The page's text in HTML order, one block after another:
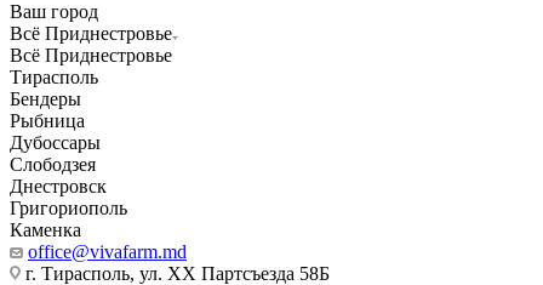
Ваш город
Всё Приднестровье
Всё Приднестровье
Тирасполь
Бендеры
Рыбница
Дубоссары
Слободзея
Днестровск
Григориополь
Каменка
office@vivafarm.md
г. Тирасполь, ул. ХХ Партсъезда 58Б